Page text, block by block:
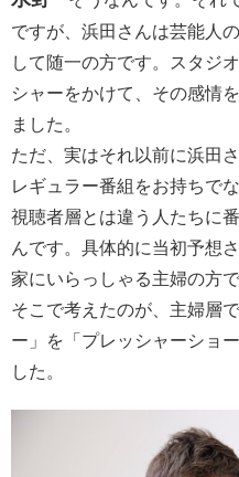
ですが、浜田さんは芸能人
して随一の方です。スタジ
シャーをかけて、その感情
ました。
ただ、実はそれ以前に浜田
レギュラー番組をお持ちで
視聴者層とは違う人たちに
んです。具体的に当初予想
家にいらっしゃる主婦の方で
そこで考えたのが、主婦層
ー」を「プレッシャーショ
した。